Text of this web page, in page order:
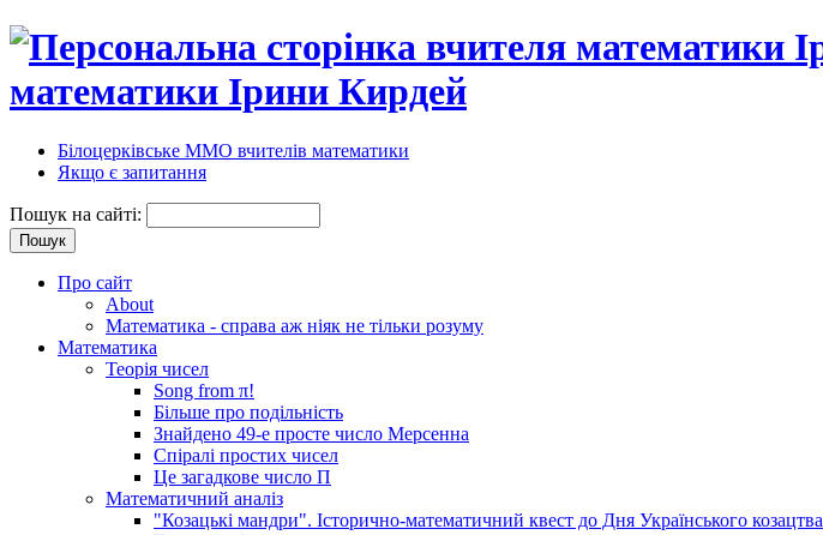
математики Ірини Кирдей
Білоцерківське ММО вчителів математики
Якщо є запитання
Пошук на сайті:
Про сайт
About
Математика - справа аж ніяк не тільки розуму
Математика
Теорія чисел
Song from π!
Більше про подільність
Знайдено 49-е просте число Мерсенна
Спіралі простих чисел
Це загадкове число П
Математичний аналіз
"Козацькі мандри". Історично-математичний квест до Дня Українського козацтва